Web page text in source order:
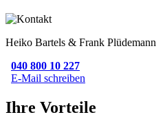
Heiko Bartels & Frank Plüdemann
040 800 10 227
E-Mail schreiben
Ihre Vorteile